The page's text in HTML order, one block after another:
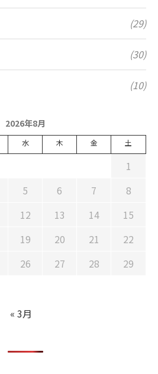
(29)
(30)
(10)
2026年8月
水 木 金 土
1
5 6 7
8
12 13 14
15
19 20 21
22
26 27 28
29
« 3月